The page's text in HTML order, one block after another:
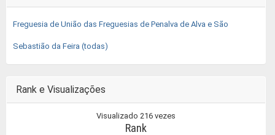
Freguesia de União das Freguesias de Penalva de Alva e São
Sebastião da Feira (todas)
Rank e Visualizações
Visualizado 216 vezes
Rank